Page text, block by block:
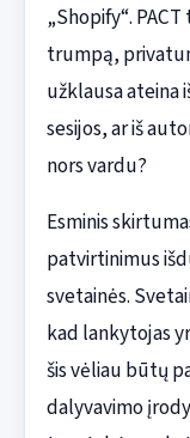
„Shopify“.
trumpą,
užklausa ateina
sesijos, ar iš
nors vardu?
Esminis
patvirtinimus
svetainės.
kad lankytojas
šis vėliau būtų
dalyvavimo